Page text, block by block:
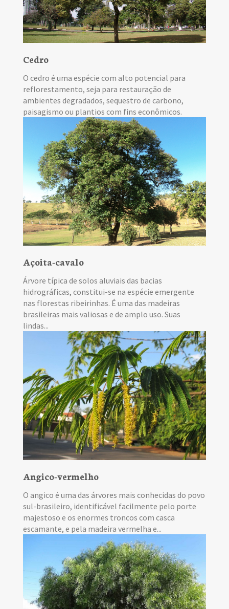
Cedro
O cedro é uma espécie com alto potencial para
reflorestamento, seja para restauração de
ambientes degradados, sequestro de carbono,
paisagismo ou plantios com fins econômicos.
Açoita-cavalo
Árvore típica de solos aluviais das bacias
hidrográficas, constitui-se na espécie emergente
nas florestas ribeirinhas. É uma das madeiras
brasileiras mais valiosas e de amplo uso. Suas
lindas...
Angico-vermelho
O angico é uma das árvores mais conhecidas do povo
sul-brasileiro, identificável facilmente pelo porte
majestoso e os enormes troncos com casca
escamante, e pela madeira vermelha e...